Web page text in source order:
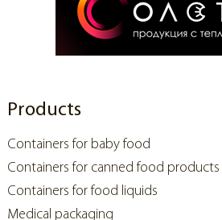
Products
Containers for baby food
Containers for canned food products
Containers for food liquids
Medical packaging